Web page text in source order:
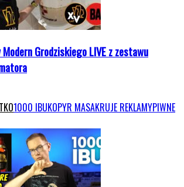
Modern Grodziskiego LIVE z zestawu
1000 IBUKOPYR MASAKRUJE REKLAMYPIWNE